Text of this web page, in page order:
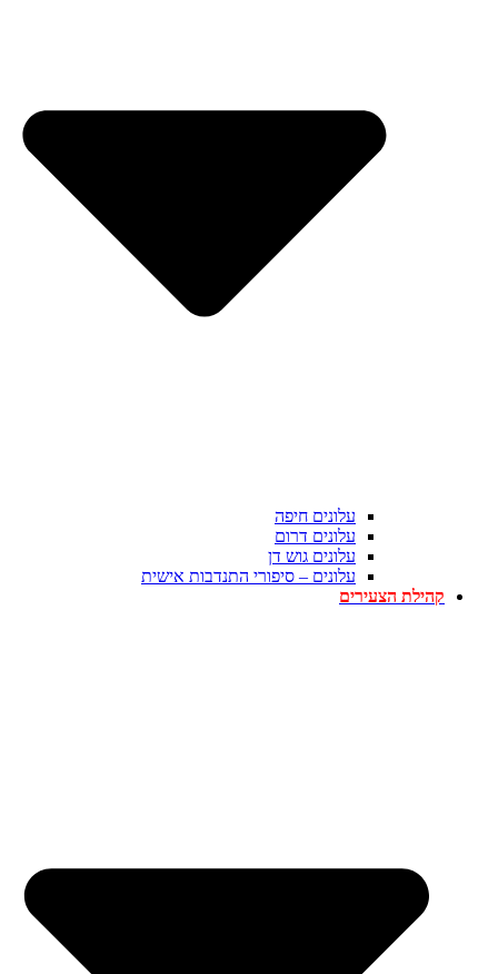
עלונים חיפה
עלונים דרום
עלונים גוש דן
עלונים – סיפורי התנדבות אישית
קהילת הצעירים